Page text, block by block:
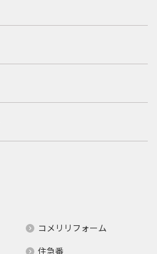
コメリリフォーム
住急番